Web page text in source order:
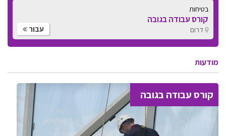
בטיחות
קורס עבודה בגובה
דרום עבור
מודעות
קורס עבודה בגובה